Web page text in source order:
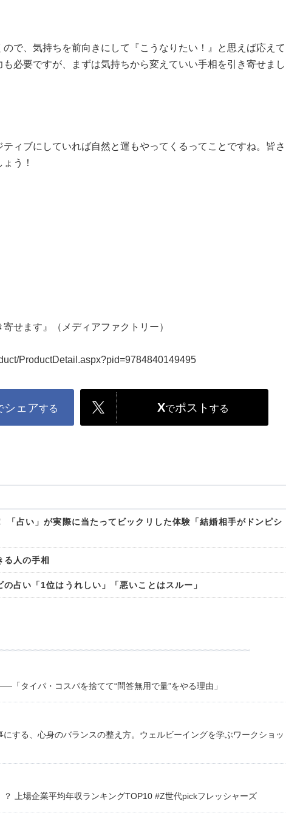
ので、気持ちを前向きにして『こうなりたい！』と思えば応えて
も必要ですが、まずは気持ちから変えていい手相を引き寄せまし
ィブにしていれば自然と運もやってくるってことですね。皆さ
う！
せます』（メディアファクトリー）
ProductDetail.aspx?pid=9784840149495
シェアする Xでポスト する
「占い」が実際に当たってビックリした体験「結婚相手がドンピシ
る人の手相
占い「1位はうれしい」「悪いことはスルー」
タイパ・コスパを捨てて“問答無用で量”をやる理由」
する、心身のバランスの整え方。ウェルビーイングを学ぶワークショッ
上場企業平均年収ランキングTOP10 #Z世代pickフレッシャーズ